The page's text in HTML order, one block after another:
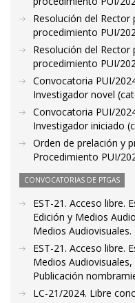
Resolución del
procedimiento PUI/
Resolución del
procedimiento PUI/
Convocatoria PUI/
Investigador novel
Convocatoria PUI/
Investigador iniciado
Orden de prelación y
Procedimiento PUI/
CONVOCATORIAS DE PTGAS
EST-21. Acceso libre.
Edición y Medios
Medios
EST-21. Acceso libre.
Medios
Publicación
LC-21/2024. Libre